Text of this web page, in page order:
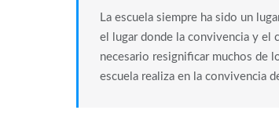
La escuela siempre ha sido un
el lugar donde la convivencia y el
necesario resignificar muchos de
escuela realiza en la convivencia